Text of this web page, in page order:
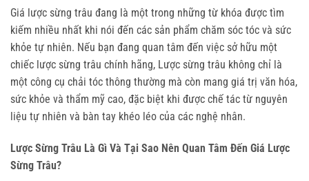
Giá lược sừng trâu đang là một trong những từ khóa được tìm
kiếm nhiều nhất khi nói đến các sản phẩm chăm sóc tóc và sức
khỏe tự nhiên. Nếu bạn đang quan tâm đến việc sở hữu một
chiếc lược sừng trâu chính hãng, Lược sừng trâu không chỉ là
một công cụ chải tóc thông thường mà còn mang giá trị văn hóa,
sức khỏe và thẩm mỹ cao, đặc biệt khi được chế tác từ nguyên
liệu tự nhiên và bàn tay khéo léo của các nghệ nhân.
Lược Sừng Trâu Là Gì Và Tại Sao Nên Quan Tâm Đến Giá Lược
Sừng Trâu?